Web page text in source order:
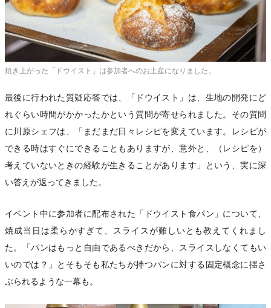
焼き上がった「ドウイスト」は参加者へのお土産になりました。
最後に行われた質疑応答では、「ドウイスト」は、生地の開発にど
れぐらい時間がかかったかという質問が寄せられました。その質問
に川原シェフは、「まだまだ日々レシピを変えています。レシピが
できる時はすぐにできることもありますが、意外と、（レシピを）
考えていないときの経験が生きることがあります」という、実に深
い答えが返ってきました。
イベント中に参加者に配布された「ドウイスト食パン」について、
焼成当日は柔らかすぎて、スライスが難しいとも教えてくれまし
た。「パンはもっと自由であるべきだから、スライスしなくてもい
いのでは？」とそもそも私たちが持つパンに対する固定概念に揺さ
ぶられるような一幕も。